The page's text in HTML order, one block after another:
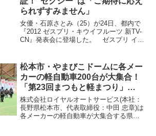
られずすみません」
女優・石原さとみ（25）が24日、都内で
『2012 ゼスプリ・キウイフルーツ 新TV-
CN』発表会に登場した。 ゼスプリ イン
を届けてくれるというイメージから、石
原を...
松本市・やまびこドームに各メー
カーの軽自動車200台が大集合！
「第23回まつもと軽まつり」
4/13(土)・14(日)開催
株式会社ロイヤルオートサービス(本社：
長野県松本市、代表取締役：中田 忠章)は
各メーカーの軽自動車が大集合する県内